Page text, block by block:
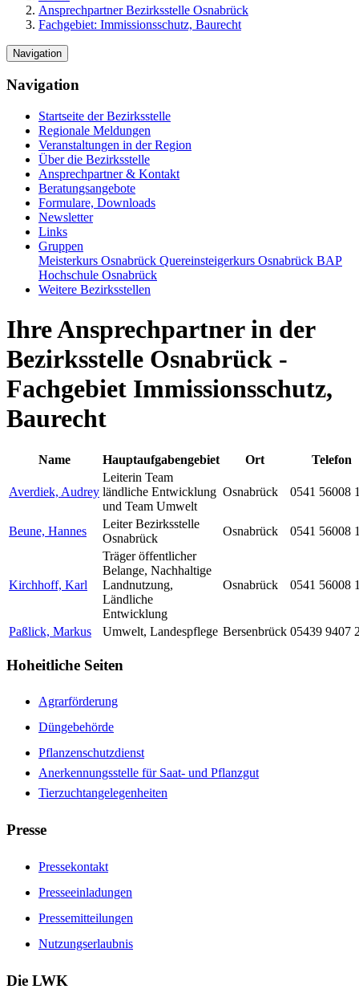
Ansprechpartner Bezirksstelle Osnabrück
Fachgebiet: Immissionsschutz, Baurecht
Navigation
Navigation
Startseite der Bezirksstelle
Regionale Meldungen
Veranstaltungen in der Region
Über die Bezirksstelle
Ansprechpartner & Kontakt
Beratungsangebote
Formulare, Downloads
Newsletter
Links
Gruppen
Meisterkurs Osnabrück Quereinsteigerkurs Osnabrück BAP
Hochschule Osnabrück
Weitere Bezirksstellen
Ihre Ansprechpartner in der
Bezirksstelle Osnabrück -
Fachgebiet Immissionsschutz,
Baurecht
Name Hauptaufgabengebiet Ort Telefon
Averdiek, Audrey
Leiterin Team
ländliche Entwicklung
und Team Umwelt
Osnabrück 0541 56008
Beune, Hannes
Leiter Bezirksstelle
Osnabrück
Osnabrück 0541 56008
Kirchhoff, Karl
Träger öffentlicher
Belange, Nachhaltige
Landnutzung,
Ländliche
Entwicklung
Osnabrück 0541 56008
Paßlick, Markus Umwelt, Landespflege Bersenbrück 05439 9407
Hoheitliche Seiten
Agrarförderung
Düngebehörde
Pflanzenschutzdienst
Anerkennungsstelle für Saat- und Pflanzgut
Tierzuchtangelegenheiten
Presse
Pressekontakt
Presseeinladungen
Pressemitteilungen
Nutzungserlaubnis
Die LWK